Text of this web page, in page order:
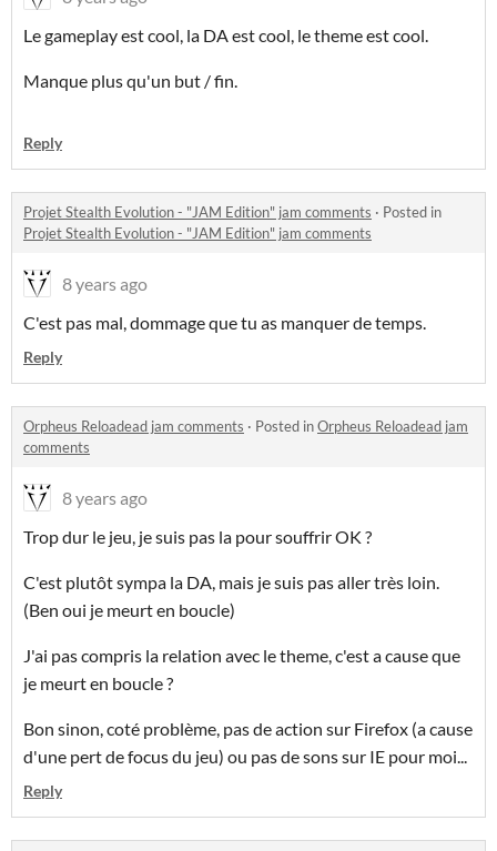
Le gameplay est cool, la DA est cool, le theme est cool.
Manque plus qu'un but / fin.
Reply
Projet Stealth Evolution - "JAM Edition" jam comments · Posted in
Projet Stealth Evolution - "JAM Edition" jam comments
8 years ago
C'est pas mal, dommage que tu as manquer de temps.
Reply
Orpheus Reloadead jam comments · Posted inOrpheus Reloadead jam
comments
8 years ago
Trop dur le jeu, je suis pas la pour souffrir OK ?
C'est plutôt sympa la DA, mais je suis pas aller très loin.
(Ben oui je meurt en boucle)
J'ai pas compris la relation avec le theme, c'est a cause que
je meurt en boucle ?
Bon sinon, coté problème, pas de action sur Firefox (a cause
d'une pert de focus du jeu) ou pas de sons sur IE pour moi...
Reply